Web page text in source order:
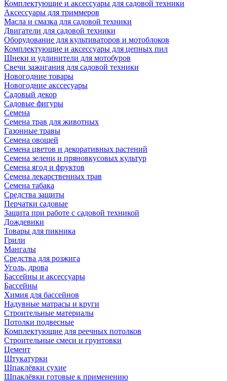
Комплектующие и аксессуары для садовой техники
Аксессуары для триммеров
Масла и смазка для садовой техники
Двигатели для садовой техники
Оборудование для культиваторов и мотоблоков
Комплектующие и аксессуары для цепных пил
Шнеки и удлинители для мотобуров
Свечи зажигания для садовой техники
Новогодние товары
Новогодние акссесуары
Садовый декор
Садовые фигуры
Семена
Семена трав для животных
Газонные травы
Семена овощей
Семена цветов и декоративных растений
Семена зелени и пряновкусовых культур
Семена ягод и фруктов
Семена лекарственных трав
Семена табака
Средства защиты
Перчатки садовые
Защита при работе с садовой техникой
Дождевики
Товары для пикника
Грили
Мангалы
Средства для розжига
Уголь, дрова
Бассейны и аксессуары
Бассейны
Химия для бассейнов
Надувные матрасы и круги
Строительные материалы
Потолки подвесные
Комплектующие для реечных потолков
Строительные смеси и грунтовки
Цемент
Штукатурки
Шпаклёвки сухие
Шпаклёвки готовые к применению